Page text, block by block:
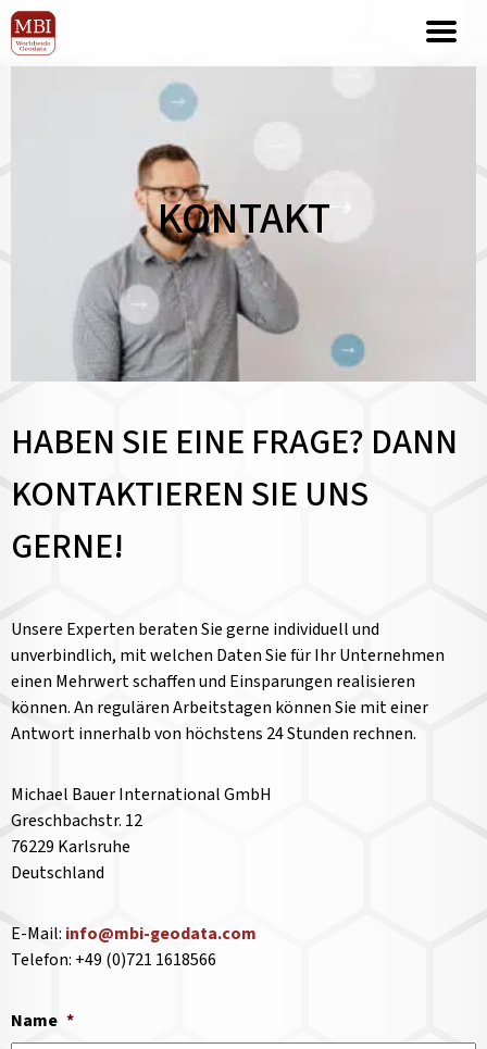
KONTAKT
HABEN SIE EINE FRAGE? DANN
KONTAKTIEREN SIE UNS
GERNE!
Unsere Experten beraten Sie gerne individuell und
unverbindlich, mit welchen Daten Sie für Ihr Unternehmen
einen Mehrwert schaffen und Einsparungen realisieren
können. An regulären Arbeitstagen können Sie mit einer
Antwort innerhalb von höchstens 24 Stunden rechnen.
Michael Bauer International GmbH
Greschbachstr. 12
76229 Karlsruhe
Deutschland
E-Mail: info@mbi-geodata.com
Telefon: +49 (0)721 1618566
Name *